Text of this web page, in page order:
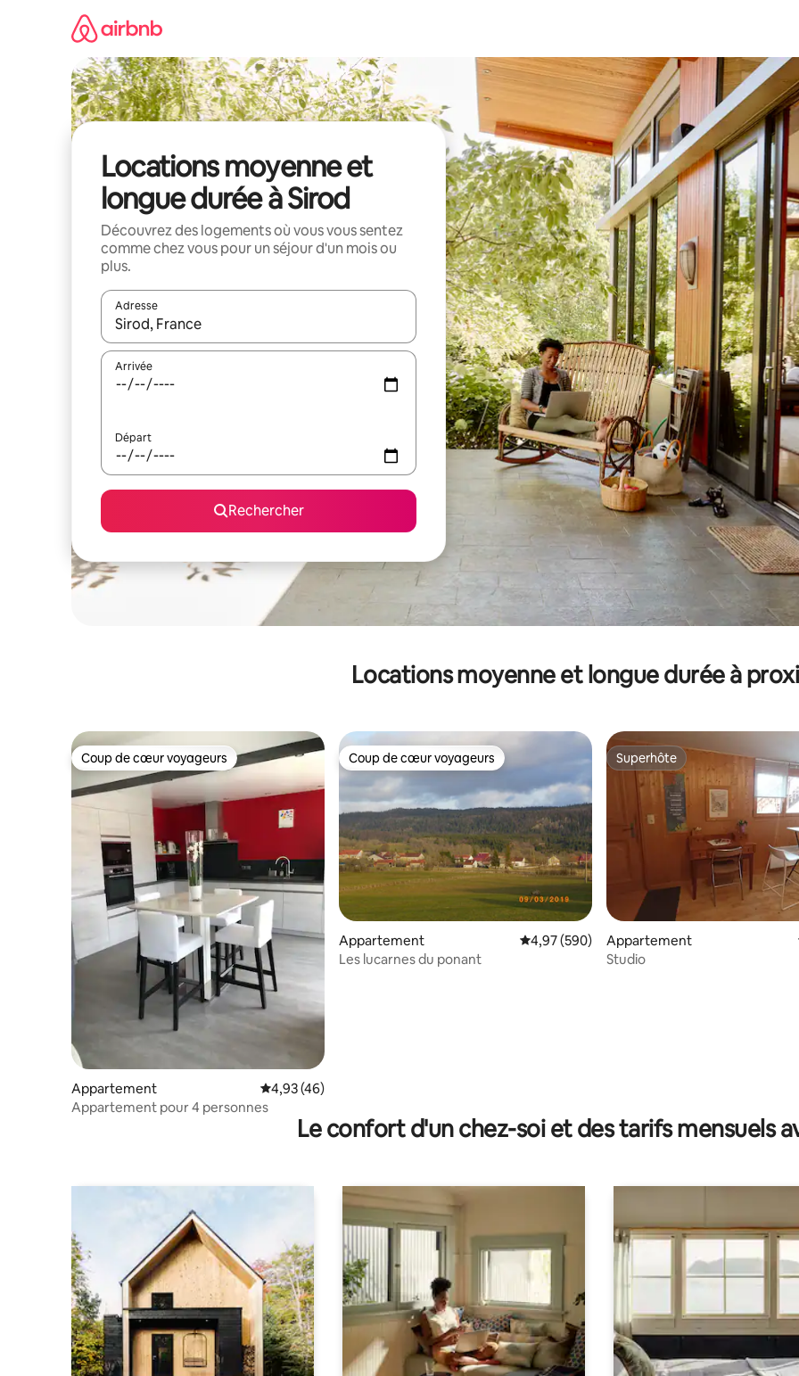
Locations moyenne et
longue durée à Sirod
Découvrez des logements où vous vous sentez
comme chez vous pour un séjour d'un mois ou
plus.
Adresse
Lorsque les résultats s'affichent, utilisez les flèches vers le haut et vers le bas pour les parcourir ou en appuyant et en
Arrivée
Départ
Rechercher
Locations moyenne et longue durée à
Coup de cœur voyageurs
Coup de cœur voyageurs
Appartement Évaluation moyenne sur la base de 46 commentaires : 4,93 sur 5
4,93 (46)
Appartement pour 4 personnes
Coup de cœur voyageurs
Coup de cœur voyageurs
Appartement Évaluation moyenne sur la base de 590
4,97 (590)
Les lucarnes du ponant
Superhôte
Superhôte
Appartement
Studio
Le confort d'un chez-soi et des tarifs mensuels